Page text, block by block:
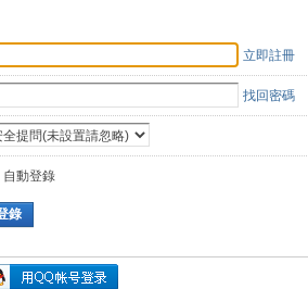
立即註冊
找回密碼
自動登錄
錄